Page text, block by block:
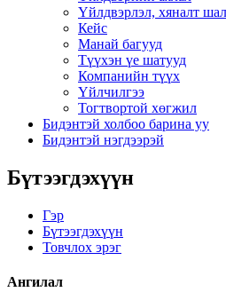
Үйлдвэрлэл, хяналт
Кейс
Манай багууд
Түүхэн үе шатууд
Компанийн түүх
Үйлчилгээ
Тогтвортой хөгжил
Бидэнтэй холбоо барина уу
Бидэнтэй нэгдээрэй
Бүтээгдэхүүн
Гэр
Бүтээгдэхүүн
Товчлох эрэг
Ангилал